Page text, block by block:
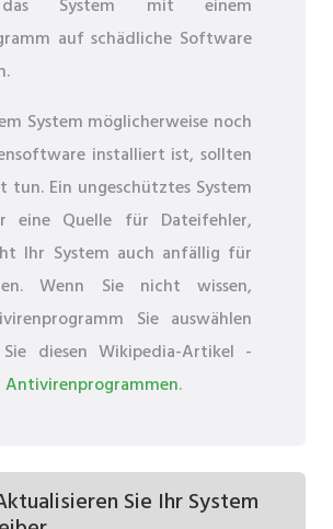
das System mit einem
auf schädliche Software
System möglicherweise noch
installiert ist, sollten
tun. Ein ungeschütztes System
eine Quelle für Dateifehler,
Ihr System auch anfällig für
Wenn Sie nicht wissen,
Sie auswählen
diesen Wikipedia-Artikel -
Antivirenprogrammen.
Sie Ihr System